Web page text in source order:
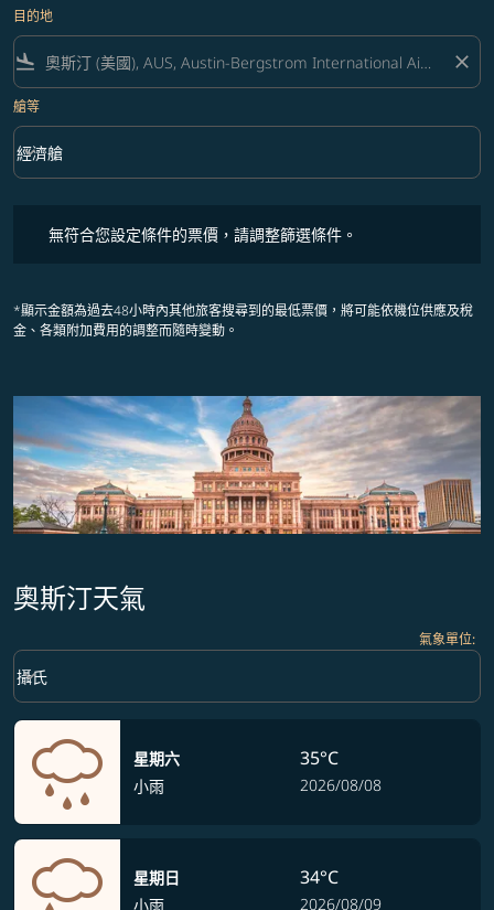
目的地
flight_land close
艙等
艙等 option 經濟艙 Selected
經濟艙
keyboard_arrow_down
無符合您設定條件的票價，請調整篩選條件。
*顯示金額為過去48小時內其他旅客搜尋到的最低票價，將可能依機位供應及稅
金、各類附加費用的調整而隨時變動。
奧斯汀天氣
氣象單位:
Weather unit option 攝氏 Selected
攝氏
keyboard_arrow_down
星期六
小雨
35°C
2026/08/08
星期日
小雨
34°C
2026/08/09